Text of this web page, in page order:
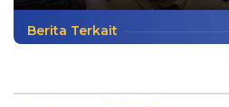
Berita Terkait